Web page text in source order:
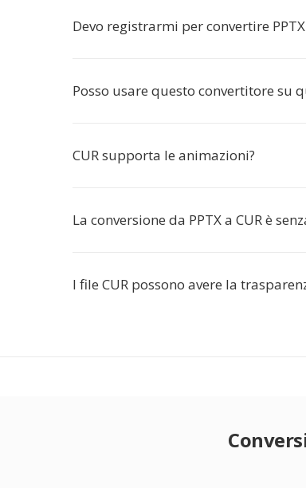
Devo registrarmi per convertire PPTX
Posso usare questo convertitore su
CUR supporta le animazioni?
La conversione da PPTX a CUR è
I file CUR possono avere la